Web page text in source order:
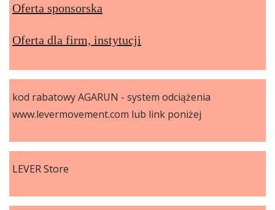
Oferta sponsorska
Oferta dla firm, instytucji
kod rabatowy AGARUN - system odciążenia
www.levermovement.com lub link poniżej
LEVER Store